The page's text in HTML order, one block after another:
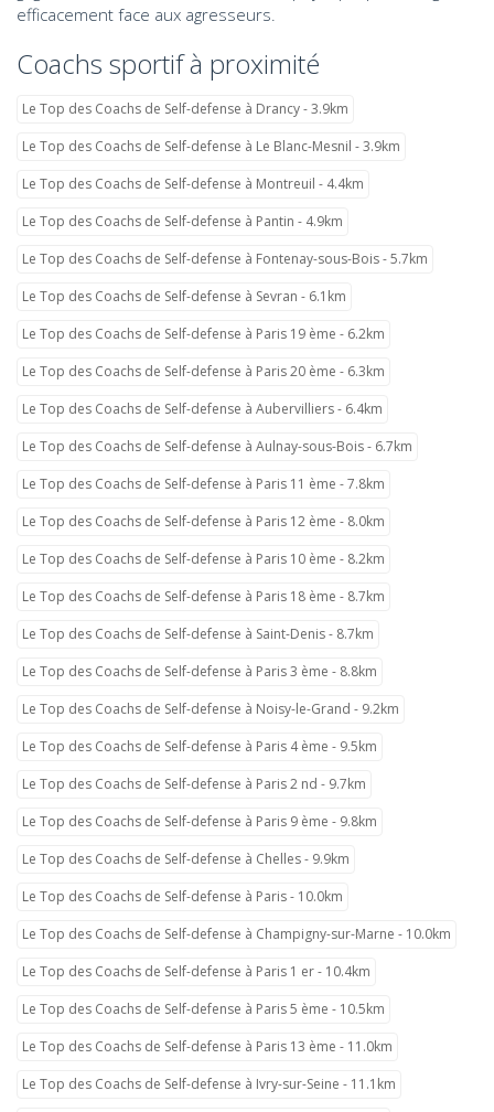
efficacement face aux agresseurs.
Coachs sportif à proximité
Le Top des Coachs de Self-defense à Drancy - 3.9km
Le Top des Coachs de Self-defense à Le Blanc-Mesnil - 3.9km
Le Top des Coachs de Self-defense à Montreuil - 4.4km
Le Top des Coachs de Self-defense à Pantin - 4.9km
Le Top des Coachs de Self-defense à Fontenay-sous-Bois - 5.7km
Le Top des Coachs de Self-defense à Sevran - 6.1km
Le Top des Coachs de Self-defense à Paris 19 ème - 6.2km
Le Top des Coachs de Self-defense à Paris 20 ème - 6.3km
Le Top des Coachs de Self-defense à Aubervilliers - 6.4km
Le Top des Coachs de Self-defense à Aulnay-sous-Bois - 6.7km
Le Top des Coachs de Self-defense à Paris 11 ème - 7.8km
Le Top des Coachs de Self-defense à Paris 12 ème - 8.0km
Le Top des Coachs de Self-defense à Paris 10 ème - 8.2km
Le Top des Coachs de Self-defense à Paris 18 ème - 8.7km
Le Top des Coachs de Self-defense à Saint-Denis - 8.7km
Le Top des Coachs de Self-defense à Paris 3 ème - 8.8km
Le Top des Coachs de Self-defense à Noisy-le-Grand - 9.2km
Le Top des Coachs de Self-defense à Paris 4 ème - 9.5km
Le Top des Coachs de Self-defense à Paris 2 nd - 9.7km
Le Top des Coachs de Self-defense à Paris 9 ème - 9.8km
Le Top des Coachs de Self-defense à Chelles - 9.9km
Le Top des Coachs de Self-defense à Paris - 10.0km
Le Top des Coachs de Self-defense à Champigny-sur-Marne - 10.0km
Le Top des Coachs de Self-defense à Paris 1 er - 10.4km
Le Top des Coachs de Self-defense à Paris 5 ème - 10.5km
Le Top des Coachs de Self-defense à Paris 13 ème - 11.0km
Le Top des Coachs de Self-defense à Ivry-sur-Seine - 11.1km